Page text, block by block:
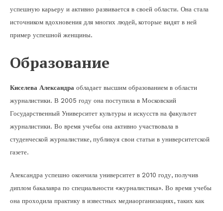
успешную карьеру и активно развивается в своей области. Она стала
источником вдохновения для многих людей, которые видят в ней
пример успешной женщины.
Образование
Киселева Александра обладает высшим образованием в области
журналистики. В 2005 году она поступила в Московский
Государственный Университет культуры и искусств на факультет
журналистики. Во время учебы она активно участвовала в
студенческой журналистике, публикуя свои статьи в университетской
газете.
Александра успешно окончила университет в 2010 году, получив
диплом бакалавра по специальности «журналистика». Во время учебы
она проходила практику в известных медиаорганизациях, таких как